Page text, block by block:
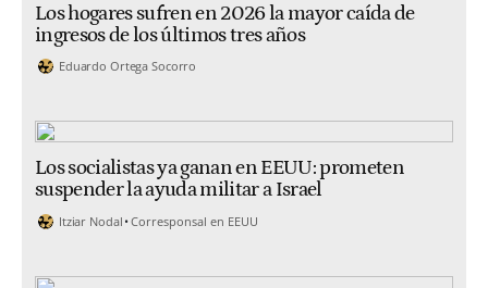
Los hogares sufren en 2026 la mayor caída de
ingresos de los últimos tres años
Eduardo Ortega Socorro
Los socialistas ya ganan en EEUU: prometen
suspender la ayuda militar a Israel
Itziar Nodal Corresponsal en EEUU